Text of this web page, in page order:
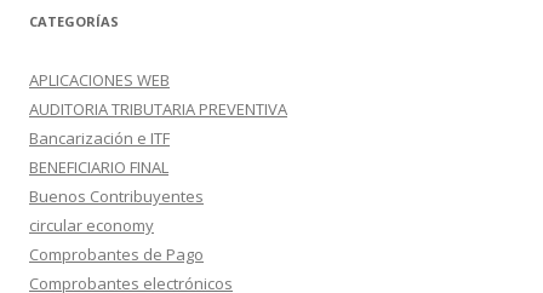
CATEGORÍAS
APLICACIONES WEB
AUDITORIA TRIBUTARIA PREVENTIVA
Bancarización e ITF
BENEFICIARIO FINAL
Buenos Contribuyentes
circular economy
Comprobantes de Pago
Comprobantes electrónicos